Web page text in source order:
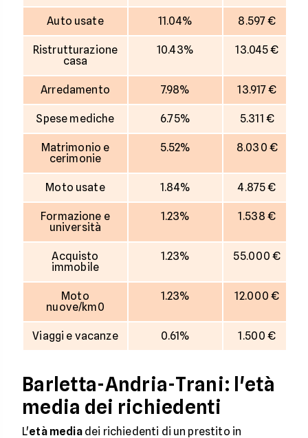
Auto usate 11.04% 8.597 €
Ristrutturazione
casa
10.43% 13.045 €
Arredamento 7.98% 13.917 €
Spese mediche 6.75% 5.311 €
Matrimonio e
cerimonie
5.52% 8.030 €
Moto usate 1.84% 4.875 €
Formazione e
università
1.23% 1.538 €
Acquisto
immobile
1.23% 55.000 €
Moto
nuove/km0
1.23% 12.000 €
Viaggi e vacanze 0.61% 1.500 €
Barletta-Andria-Trani: l'età
media dei richiedenti
L'età mediadei richiedenti di un prestito in